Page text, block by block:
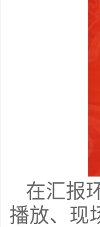
在汇报
播放、现